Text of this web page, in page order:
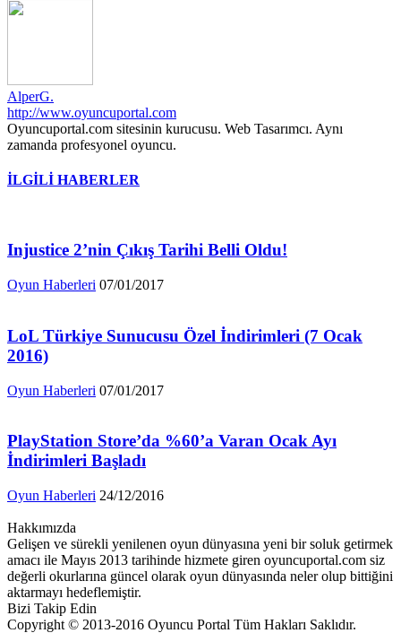
AlperG.
http://www.oyuncuportal.com
Oyuncuportal.com sitesinin kurucusu. Web Tasarımcı. Aynı
zamanda profesyonel oyuncu.
İLGİLİ HABERLER
Injustice 2’nin Çıkış Tarihi Belli Oldu!
Oyun Haberleri 07/01/2017
LoL Türkiye Sunucusu Özel İndirimleri (7 Ocak
2016)
Oyun Haberleri 07/01/2017
PlayStation Store’da %60’a Varan Ocak Ayı
İndirimleri Başladı
Oyun Haberleri 24/12/2016
Hakkımızda
Gelişen ve sürekli yenilenen oyun dünyasına yeni bir soluk getirmek
amacı ile Mayıs 2013 tarihinde hizmete giren oyuncuportal.com siz
değerli okurlarına güncel olarak oyun dünyasında neler olup bittiğini
aktarmayı hedeflemiştir.
Bizi Takip Edin
Copyright © 2013-2016 Oyuncu Portal Tüm Hakları Saklıdır.